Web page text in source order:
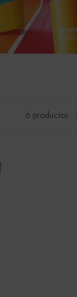
6 productos